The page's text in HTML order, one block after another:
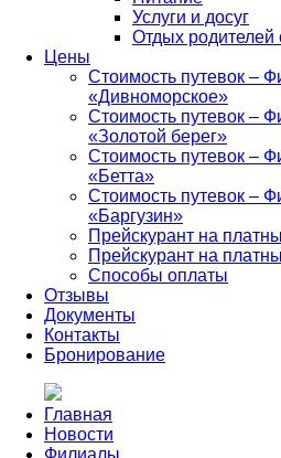
Услуги и досуг
Отдых родителей
Цены
Стоимость путевок –
«Дивноморское»
Стоимость путевок –
«Золотой берег»
Стоимость путевок –
«Бетта»
Стоимость путевок –
«Баргузин»
Прейскурант на
Прейскурант на
Способы оплаты
Отзывы
Документы
Контакты
Бронирование
Главная
Новости
Филиалы